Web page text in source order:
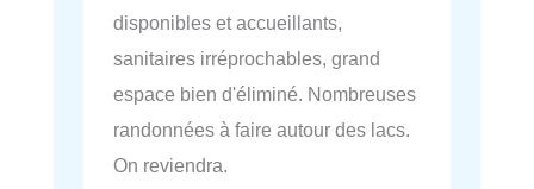
disponibles et accueillants,
sanitaires irréprochables, grand
espace bien d'éliminé. Nombreuses
randonnées à faire autour des lacs.
On reviendra.